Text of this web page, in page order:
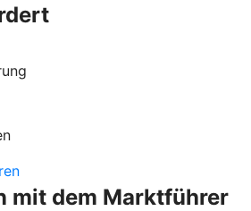
mit dem Marktführer